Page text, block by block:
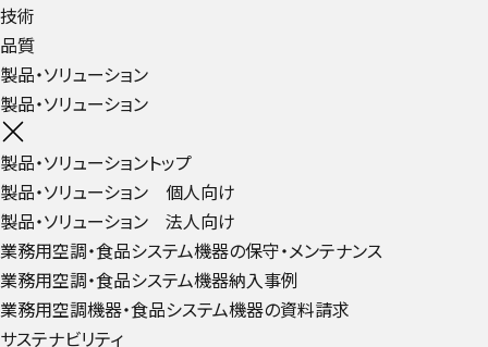
技術
品質
製品・ソリューション
製品・ソリューション
製品・ソリューショントップ
製品・ソリューション 個人向け
製品・ソリューション 法人向け
業務用空調・食品システム機器の保守・メンテナンス
業務用空調・食品システム機器納入事例
業務用空調機器・食品システム機器の資料請求
サステナビリティ